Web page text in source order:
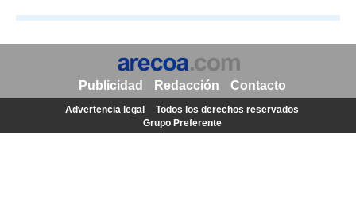
Publicidad Redacción Contacto
Advertencia legal
Todos los derechos reservados
Grupo Preferente